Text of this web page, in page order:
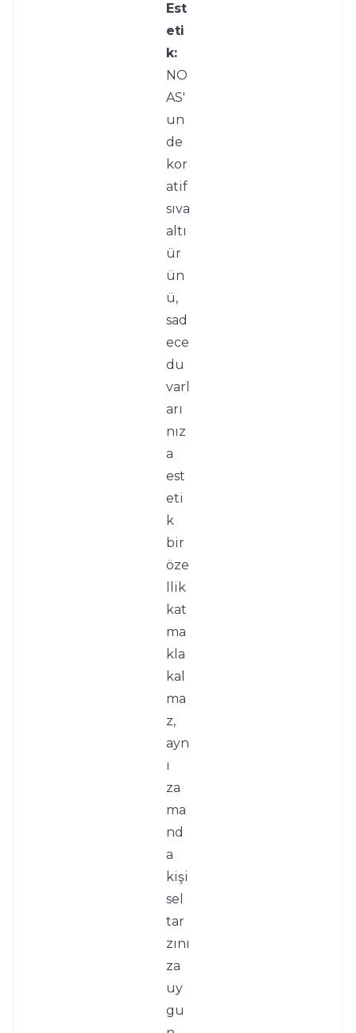
Est
eti
k:
NO
AS'
un
de
kor
atif
sıva
altı
ür
ün
ü,
sad
ece
du
varl
arı
nız
a
est
eti
k
bir
öze
llik
kat
ma
kla
kal
ma
z,
ayn
ı
za
ma
nd
a
kişi
sel
tar
zını
za
uy
gu